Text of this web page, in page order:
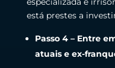
está prestes a
Passo 4 – Entre
atuais e ex-